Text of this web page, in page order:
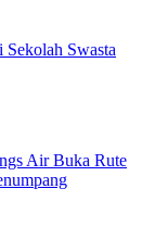
Sekolah Swasta
Air Buka Rute